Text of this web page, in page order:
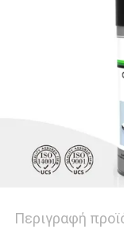
Περιγραφή